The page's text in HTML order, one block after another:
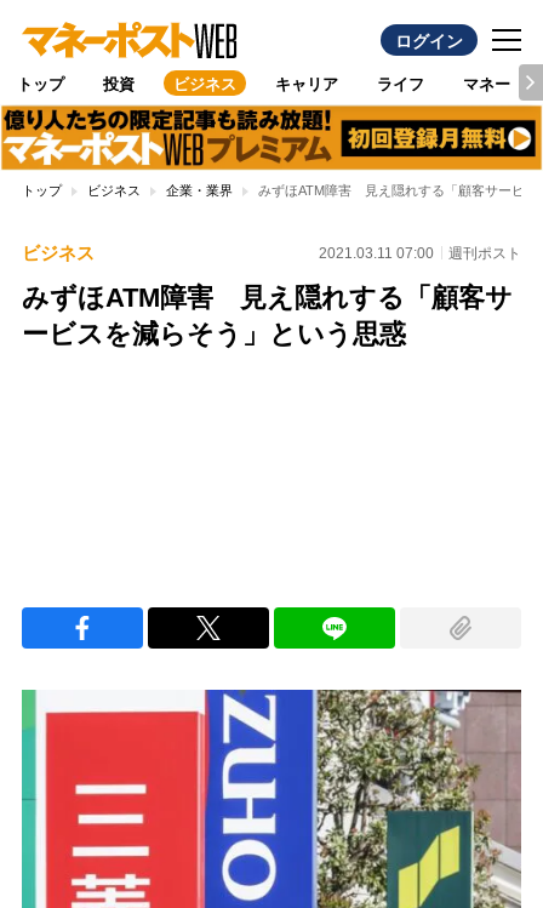
ログイン
トップ 投資 ビジネス キャリア ライフ マネー
トップ ビジネス 企業・業界 みずほATM障害 見え隠れする「顧客サービス
ビジネス 2021.03.11 07:00 週刊ポスト
みずほATM障害 見え隠れする「顧客サ
ービスを減らそう」という思惑